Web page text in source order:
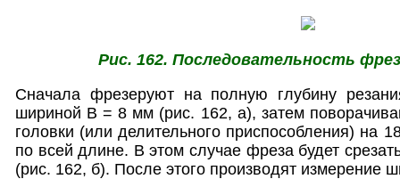
Рис. 162. Последовательность
Сначала фрезеруют на полную глубину
шириной В = 8 мм (рис. 162, а), затем
головки (или делительного приспособления) на
по всей длине. В этом случае фреза будет
(рис. 162, б). После этого производят измерение